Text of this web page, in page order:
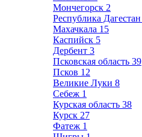
Мончегорск 2
Республика Дагестан
Махачкала 15
Каспийск 5
Дербент 3
Псковская область 39
Псков 12
Великие Луки 8
Себеж 1
Курская область 38
Курск 27
Фатеж 1